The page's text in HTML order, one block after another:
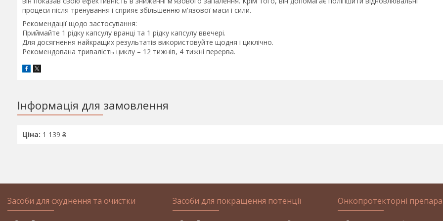
процеси після тренування і сприяє збільшенню м'язової маси і сили.
Рекомендації щодо застосування:
Приймайте 1 рідку капсулу вранці та 1 рідку капсулу ввечері.
Для досягнення найкращих результатів використовуйте щодня і циклічно.
Рекомендована тривалість циклу – 12 тижнів, 4 тижні перерва.
Інформація для замовлення
Ціна: 1 139 ₴
Засоби для схуднення та очистки Засоби для покращення потенції Онкопротекторні